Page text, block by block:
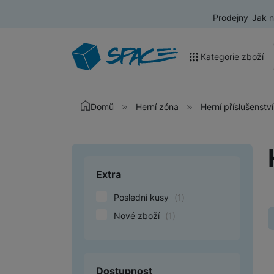
Prodejny Jak
Kategorie zboží
Akce a výprodej
Televize
Audio
Domácí spotřebiče
Domů Herní zóna Herní příslušenství
Upřesnit
Extra
Poslední kusy (1 )
Nové zboží (1 )
Dostupnost